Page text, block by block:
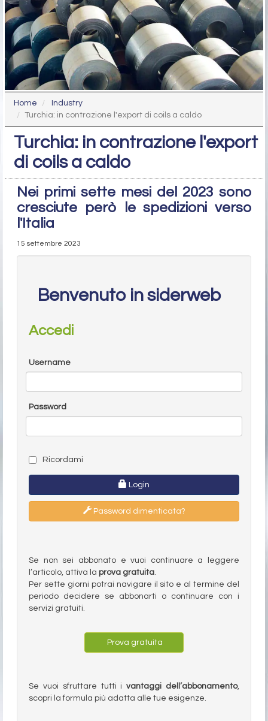
Home
Industry
Turchia: in contrazione l'export di coils a caldo
Turchia: in contrazione l'export
di coils a caldo
Nei primi sette mesi del 2023 sono
cresciute però le spedizioni verso
l'Italia
15 settembre 2023
Benvenuto in siderweb
Accedi
Username
Password
Ricordami
Login
Password dimenticata?
Se non sei abbonato e vuoi continuare a leggere
l’articolo, attiva la prova gratuita.
Per sette giorni potrai navigare il sito e al termine del
periodo decidere se abbonarti o continuare con i
servizi gratuiti.
Prova gratuita
Se vuoi sfruttare tutti ivantaggi dell’abbonamento,
scopri la formula più adatta alle tue esigenze.